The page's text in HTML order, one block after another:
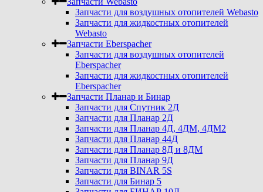
Запчасти для воздушных отопителей Webasto
Запчасти для жидкостных отопителей
Webasto
Запчасти Eberspacher
Запчасти для воздушных отопителей
Eberspacher
Запчасти для жидкостных отопителей
Eberspacher
Запчасти Планар и Бинар
Запчасти для Спутник 2Д
Запчасти для Планар 2Д
Запчасти для Планар 4Д, 4ДМ, 4ДМ2
Запчасти для Планар 44Д
Запчасти для Планар 8Д и 8ДМ
Запчасти для Планар 9Д
Запчасти для BINAR 5S
Запчасти для Бинар 5